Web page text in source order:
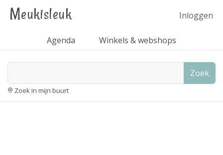
Meukisleuk Inloggen
Agenda Winkels & webshops
Zoek
Zoek in mijn buurt